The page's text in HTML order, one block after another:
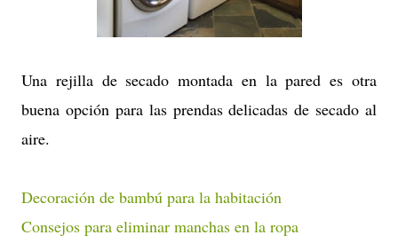
Una rejilla de secado montada en la pared es otra
buena opción para las prendas delicadas de secado al
aire.
Decoración de bambú para la habitación
Consejos para eliminar manchas en la ropa